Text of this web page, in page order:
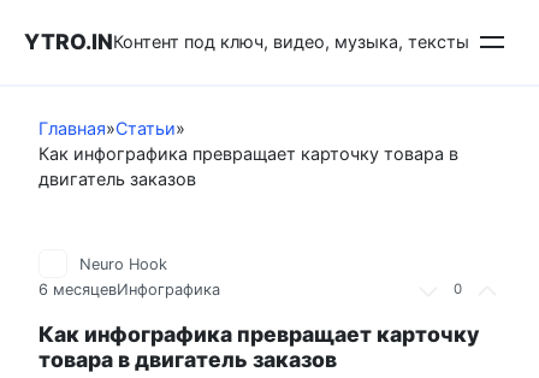
YTRO.INКонтент под ключ, видео, музыка, тексты
Главная»Статьи»
Как инфографика превращает карточку товара в
двигатель заказов
0
Neuro Hook
6 месяцевИнфографика
Как инфографика превращает карточку
товара в двигатель заказов